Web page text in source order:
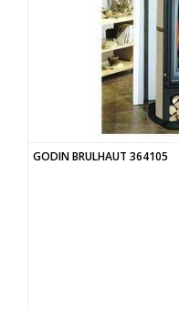
GODIN BRULHAUT 364105